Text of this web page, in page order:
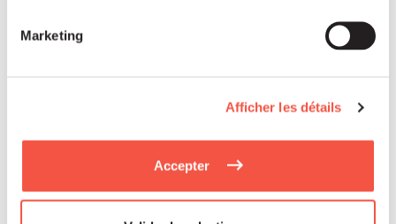
Marketing
Afficher les détails
Accepter
Read